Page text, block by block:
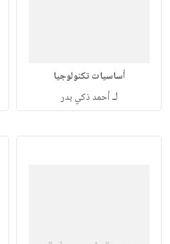
أساسيات تكنولوجيا
لـأحمد ذكي بدر